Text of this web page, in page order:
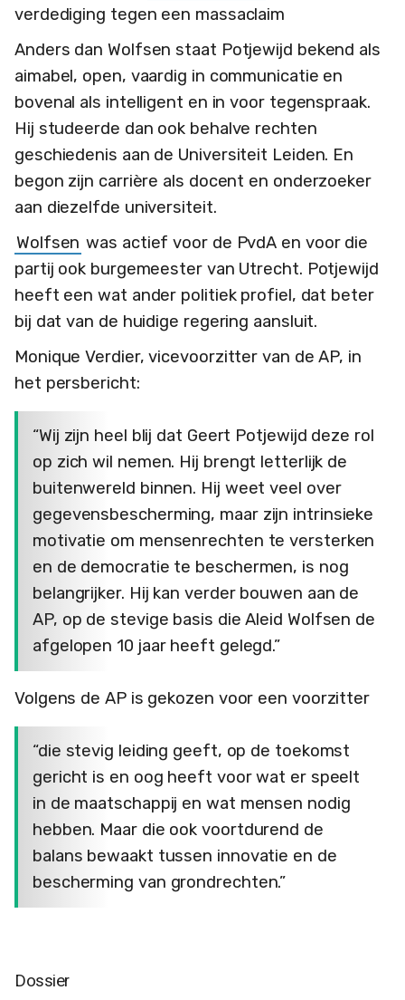
verdediging tegen een massaclaim
Anders dan Wolfsen staat Potjewijd bekend als
aimabel, open, vaardig in communicatie en
bovenal als intelligent en in voor tegenspraak.
Hij studeerde dan ook behalve rechten
geschiedenis aan de Universiteit Leiden. En
begon zijn carrière als docent en onderzoeker
aan diezelfde universiteit.
Wolfsen was actief voor de PvdA en voor die
partij ook burgemeester van Utrecht. Potjewijd
heeft een wat ander politiek profiel, dat beter
bij dat van de huidige regering aansluit.
Monique Verdier, vicevoorzitter van de AP, in
het persbericht:
“Wij zijn heel blij dat Geert Potjewijd deze rol
op zich wil nemen. Hij brengt letterlijk de
buitenwereld binnen. Hij weet veel over
gegevensbescherming, maar zijn intrinsieke
motivatie om mensenrechten te versterken
en de democratie te beschermen, is nog
belangrijker. Hij kan verder bouwen aan de
AP, op de stevige basis die Aleid Wolfsen de
afgelopen 10 jaar heeft gelegd.”
Volgens de AP is gekozen voor een voorzitter
“die stevig leiding geeft, op de toekomst
gericht is en oog heeft voor wat er speelt
in de maatschappij en wat mensen nodig
hebben. Maar die ook voortdurend de
balans bewaakt tussen innovatie en de
bescherming van grondrechten.”
Dossier